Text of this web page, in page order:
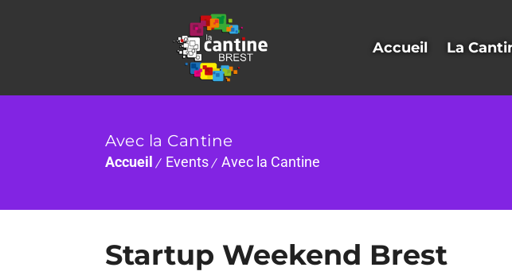
Accueil La
Avec la Cantine
Accueil Events Avec la Cantine
Startup Weekend Brest